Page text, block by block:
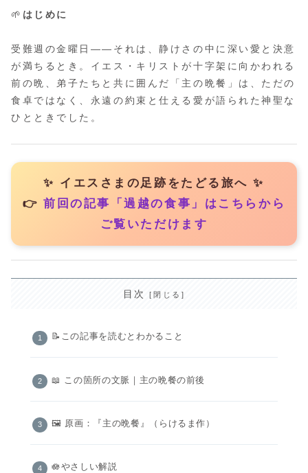
🌱 はじめに
受難週の金曜日――それは、静けさの中に深い愛と決意
が満ちるとき。イエス・キリストが十字架に向かわれる
前の晩、弟子たちと共に囲んだ「主の晩餐」は、ただの
食卓ではなく、永遠の約束と仕える愛が語られた神聖な
ひとときでした。
✨ イエスさまの足跡をたどる旅へ ✨
👉前回の記事「過越の食事」はこちらから
ご覧いただけます
目次
📝この記事を読むとわかること
📖 この箇所の文脈｜主の晩餐の前後
🖼️ 原画：『主の晩餐』（らけるま作）
🪷やさしい解説